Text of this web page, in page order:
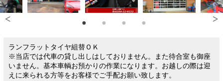
ランフラットタイヤ組替ＯＫ
※当店では代車の貸し出しはしておりません。また待合室も御座
いません。基本車輌お預かりの作業になります。お越しの際は迎
えに来られる方等をお客様でご手配お願い致します。